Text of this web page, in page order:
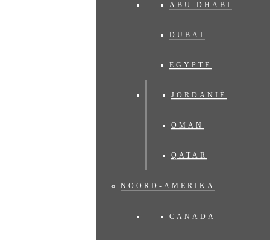
ABU DHABI
DUBAI
EGYPTE
JORDANIË
OMAN
QATAR
NOORD-AMERIKA
CANADA